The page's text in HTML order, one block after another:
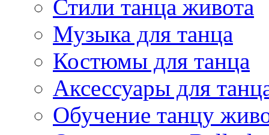
Стили танца живота
Музыка для танца
Костюмы для танца
Аксессуары для
Обучение танцу